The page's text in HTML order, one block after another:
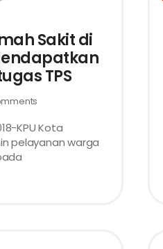
Sakit di
TPS
KPU Kota
pelayanan warga